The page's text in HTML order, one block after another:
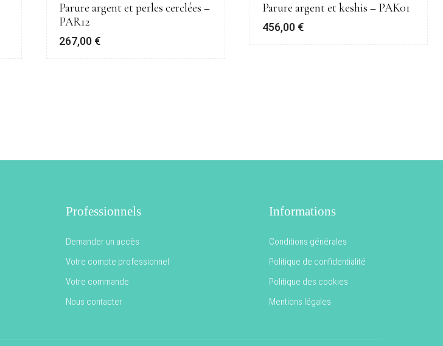
Parure argent et perles cerclées –
PAR12
267,00 €
Parure argent et keshis – PAK01
456,00 €
Professionnels
Demander un accès
Votre compte professionnel
Votre commande
Nous contacter
Informations
Conditions générales
Politique de confidentialité
Politique des cookies
Mentions légales